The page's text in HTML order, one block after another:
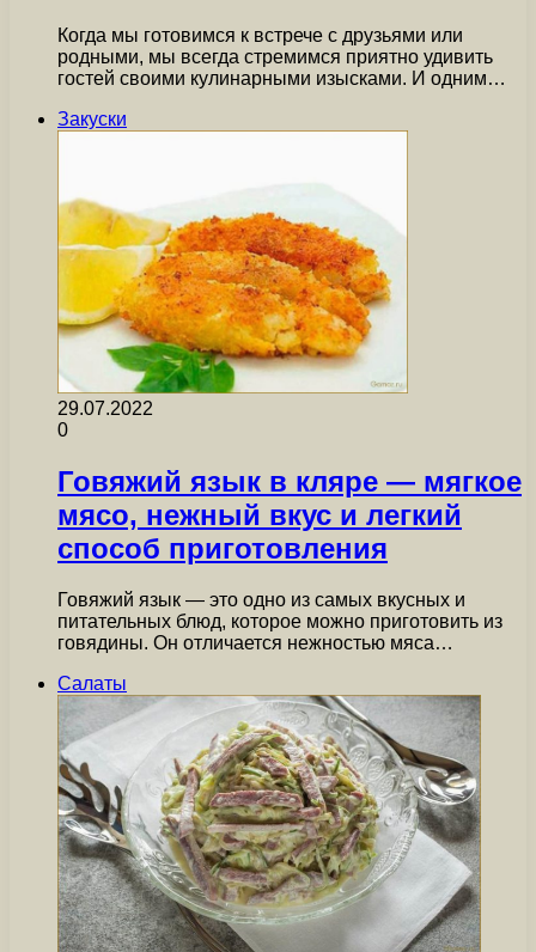
Когда мы готовимся к встрече с друзьями или
родными, мы всегда стремимся приятно удивить
гостей своими кулинарными изысками. И одним…
Закуски
29.07.2022
0
Говяжий язык в кляре — мягкое
мясо, нежный вкус и легкий
способ приготовления
Говяжий язык — это одно из самых вкусных и
питательных блюд, которое можно приготовить из
говядины. Он отличается нежностью мяса…
Салаты